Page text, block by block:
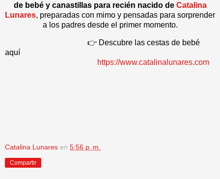
de bebé y canastillas para recién nacido de Catalina
Lunares, preparadas con mimo y pensadas para sorprender
a los padres desde el primer momento.
👉 Descubre las cestas de bebé
aquí
https://www.catalinalunares.com
Catalina Lunares en 5:56 p. m.
Compartir